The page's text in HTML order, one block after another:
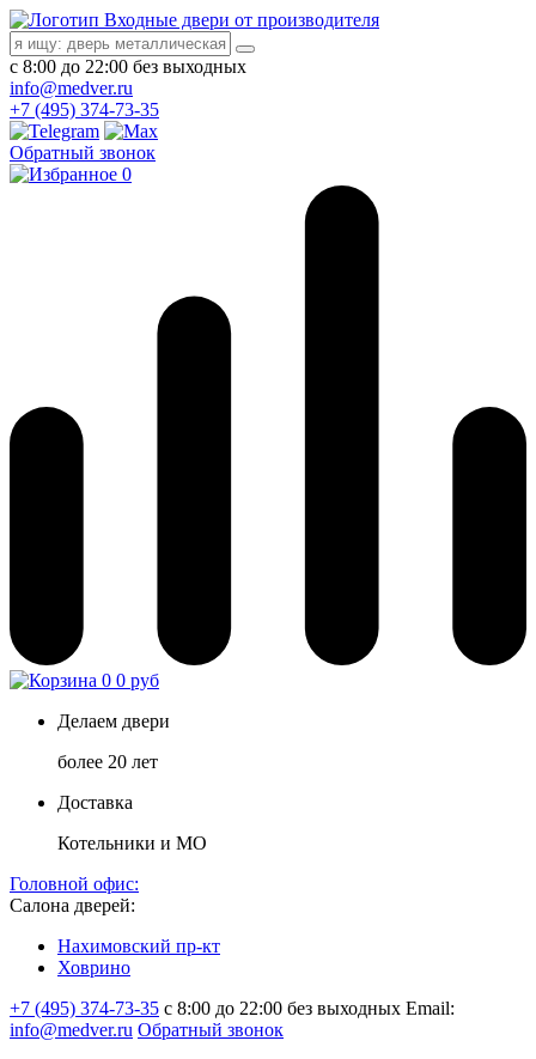
Входные двери от производителя
с 8:00 до 22:00 без выходных
info@medver.ru
+7 (495) 374-73-35
Обратный звонок
0
0 0 руб
Делаем двери
более 20 лет
Доставка
Котельники и МО
Головной офис:
Салона дверей:
Нахимовский пр-кт
Ховрино
+7 (495) 374-73-35 с 8:00 до 22:00 без выходных Email:
info@medver.ru Обратный звонок